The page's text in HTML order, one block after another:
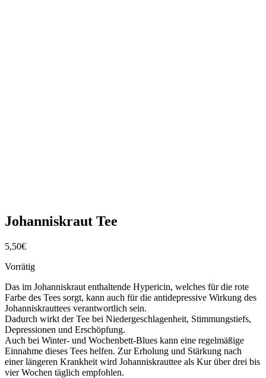
Johanniskraut Tee
5,50€
Vorrätig
Das im Johanniskraut enthaltende Hypericin, welches für die rote
Farbe des Tees sorgt, kann auch für die antidepressive Wirkung des
Johanniskrauttees verantwortlich sein.
Dadurch wirkt der Tee bei Niedergeschlagenheit, Stimmungstiefs,
Depressionen und Erschöpfung.
Auch bei Winter- und Wochenbett-Blues kann eine regelmäßige
Einnahme dieses Tees helfen. Zur Erholung und Stärkung nach
einer längeren Krankheit wird Johanniskrauttee als Kur über drei bis
vier Wochen täglich empfohlen.